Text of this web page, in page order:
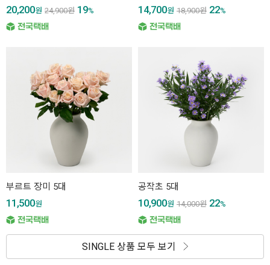
20,200원 24,900원 19% 14,700원 18,900원 22%
부르트 장미 5대
11,500원
공작초 5대
10,900원 14,000원 22%
SINGLE 상품 모두 보기